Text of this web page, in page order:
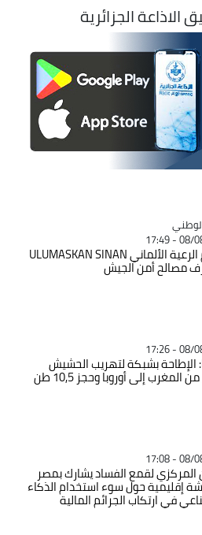
الجزائرية
08/
استلام الرعية الألماني ULUMASKAN SINAN
مصالح أمن الجيش
08/
الإطاحة بشبكة لتهريب الحشيش
المغرب إلى أوروبا وحجز 10,5 طن
08/
المركزي لقمع الفساد يشارك بمصر
إقليمية حول سوء استخدام الذكاء
في ارتكاب الجرائم المالية